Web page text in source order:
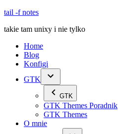
Skip
content
tail -f notes
takie tam unixy i nie tylko
Home
Blog
Konfigi
GTK
GTK
GTK Themes Poradnik
GTK Themes
O mnie